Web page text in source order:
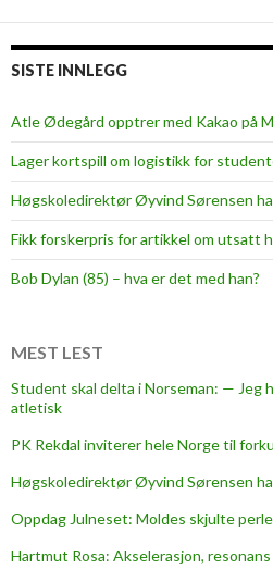
SISTE INNLEGG
Atle Ødegård opptrer med Kakao på
Lager kortspill om logistikk for
Høgskoledirektør Øyvind Sørensen
Fikk forskerpris for artikkel om utsatt
Bob Dylan (85) – hva er det med han?
MEST LEST
Student skal delta i Norseman: — Jeg
atletisk
PK Rekdal inviterer hele Norge til
Høgskoledirektør Øyvind Sørensen
Oppdag Julneset: Moldes skjulte
Hartmut Rosa: Akselerasjon,